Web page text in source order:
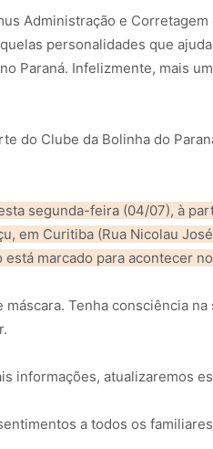
Administração e
personalidades que
Paraná. Infelizmente, mais
do Clube da Bolinha do
segunda-feira (04/07), à
em Curitiba (Rua Nicolau
está marcado para acontecer
máscara. Tenha consciência
informações, atualizaremos
a todos os